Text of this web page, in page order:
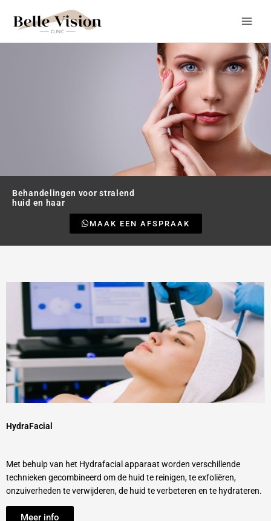
naar
inhoud
Behandelingen voor stralend
huid en haar
MAAK EEN AFSPRAAK
HydraFacial
Met behulp van het Hydrafacial apparaat worden verschillende
technieken gecombineerd om de huid te reinigen, te exfoliëren,
onzuiverheden te verwijderen, de huid te verbeteren en te hydrateren.
Meer info